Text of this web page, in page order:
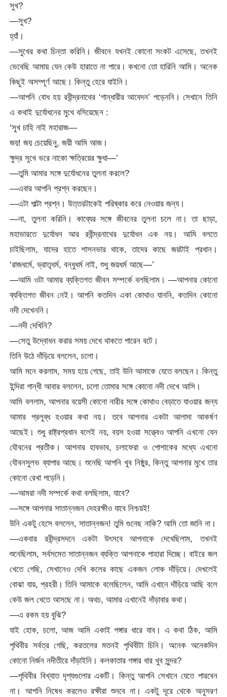
সুখ?
—সুখ?
হ্যাঁ।
—সুখের কথা চিন্তা করিনি। জীবনে যখনই কোনো সংকট এসেছে, তখনই
ভেবেছি আমায় যেন কেউ হারাতে না পারে। কখনো তো হারিনি আমি। অনেক
কিছুই অসম্পূর্ণ আছে। কিন্তু হেরে যাইনি।
—আপনি বোধ হয় রবীন্দ্রনাথের ‘গান্ধারীর আবেদন’ পড়েননি। সেখানে তিনি
এ কথাই দুর্যোধনের মুখে বসিয়েছেন :
‘সুখ চাহি নাই মহারাজ—
জয়! জয় চেয়েছিনু, জয়ী আমি আজ।
ক্ষুদ্র সুখে ভরে নাকো ক্ষত্রিয়ের ক্ষুধা—’
—তুমি আমার সঙ্গে দুর্যোধনের তুলনা করলে?
—এবার আপনি প্রশ্ন করছেন।
—এটা পাল্টা প্রশ্ন। উত্তরটাকেই পরিষ্কার করে নেওয়ার জন্য।
—না, তুলনা করিনি। কাব্যের সঙ্গে জীবনের তুলনা চলে না। তা ছাড়া,
মহাভারতে দুর্যোধন আর রবীন্দ্রনাথের দুর্যোধন এক নয়। আমি বলতে
চাইছিলাম, যাদের হাতে শাসনভার থাকে, তাদের কাছে জয়টাই প্রধান।
‘রাজধর্মে, ভ্রাতৃধর্ম, বন্ধুধর্ম নাই, শুধু জয়ধর্ম আছে—’
—আমি ওটা আমার ব্যক্তিগত জীবন সম্পর্কে বলছিলাম। —আপনার কোনো
ব্যক্তিগত জীবন নেই। আপনি কতদিন একা কোথাও যাননি, কতদিন কোনো
নদী দেখেননি।
—নদী দেখিনি?
—সেতু উদ্বোধন করার সময় দেখে থাকতে পারেন বটে।
তিনি উঠে দাঁড়িয়ে বললেন, চলো।
আমি মনে করলাম, সময় হয়ে গেছে, তাই উনি আমাকে যেতে বলছেন। কিন্তু
ইন্দিরা গান্ধী আবার বললেন, চলো তোমার সঙ্গে কোনো নদী দেখে আসি।
আমি বললাম, আপনার বয়েসী কোনো নারীর সঙ্গে কোথাও বেড়াতে যাওয়ার জন্য
আমার প্রলুব্ধ হওয়ার কথা নয়। তবে আপনার একটা আলাদা আকর্ষণ
আছেই। শুধু রাষ্ট্রপ্রধান বলেই নয়, বয়স হওয়া সত্ত্বেও আপনি এখনো যেন
যৌবনের প্রতীক। আপনার হাবভাব, চলাফেরা ও পোশাকের মধ্যে এখনো
যৌবনসুলভ ব্যাপার আছে। শুনেছি আপনি খুব নিষ্ঠুর, কিন্তু আপনার মুখে তার
কোনো রেখা পড়েনি।
—আমরা নদী সম্পর্কে কথা বলছিলাম, যাবে?
—সঙ্গে আপনার সাতান্নজন দেহরক্ষীও যাবে নিশ্চয়ই!
উনি একটু হেসে বললেন, সাতান্নজন! তুমি গুনেছ নাকি? আমি তো জানি না।
—একবার রবীন্দ্রসদনে একটা উৎসবে আপনাকে দেখেছিলাম, তখনই
শুনেছিলাম, সর্বসমেত সাতান্নজন ব্যক্তি আপনাকে পাহারা দিচ্ছে। বাইরে জল
খেতে গেছি, সেখানেও দেখি কলের কাছে একজন লোক দাঁড়িয়ে। দেখলেই
বোঝা যায়, প্রহরী। তিনি আমাকে বলেছিলেন, আমি এখানে দাঁড়িয়ে আছি বলে
কেউ জল খেতে আসছে না। অথচ, আমার এখানেই দাঁড়াবার কথা।
—এ রকম হয় বুঝি?
যাই হোক, চলো, আজ আমি একাই গঙ্গার ধারে যাব। এ কথা ঠিক, আমি
পৃথিবীর সর্বত্র গেছি, করতলের মতনই পৃথিবীটা চিনি। অনেক অনেকদিন
কোনো নির্জন নদীতীরে দাঁড়াইনি। কলকাতার গঙ্গার ধার খুব সুন্দর?
—পৃথিবীর বিখ্যাত দৃশ্যগুলোর একটি। কিন্তু আপনি সেখানে যেতে পারবেন
না। আপনি নিষেধ করলেও রক্ষীরা শুনবে না। একটু দূরে থেকে অনুসরণ